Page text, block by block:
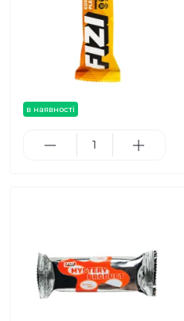
в наявності